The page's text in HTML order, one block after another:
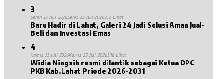
3
Senin 13 Juli 2026Senin 13 Juli 2026213 Lihat
Baru Hadir di Lahat, Galeri 24 Jadi Solusi Aman Jual-
Beli dan Investasi Emas
4
Kamis 23 Juli 2026Kamis 23 Juli 2026198 Lihat
Widia Ningsih resmi dilantik sebagai Ketua DPC
PKB Kab.Lahat Priode 2026-2031